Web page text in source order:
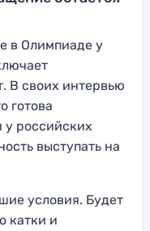
в Олимпиаде у
В своих интервью
готова
у российских
выступать на
условия. Будет
катки и